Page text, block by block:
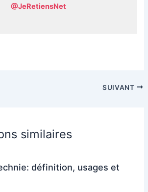
@JeRetiensNet
SUIVANT
similaires
définition, usages et